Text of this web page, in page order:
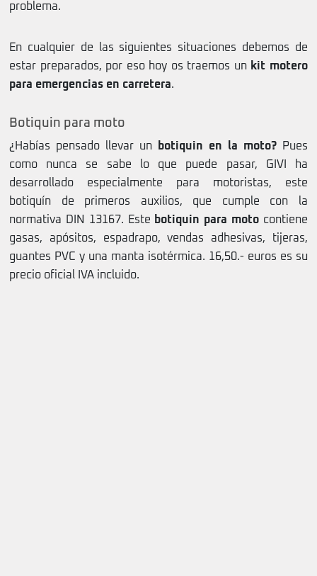
problema.
En cualquier de las siguientes situaciones debemos de
estar preparados, por eso hoy os traemos un kit motero
para emergencias en carretera.
Botiquin para moto
¿Habías pensado llevar un botiquin en la moto? Pues
como nunca se sabe lo que puede pasar, GIVI ha
desarrollado especialmente para motoristas, este
botiquín de primeros auxilios, que cumple con la
normativa DIN 13167. Este botiquin para moto contiene
gasas, apósitos, espadrapo, vendas adhesivas, tijeras,
guantes PVC y una manta isotérmica. 16,50.- euros es su
precio oficial IVA incluido.